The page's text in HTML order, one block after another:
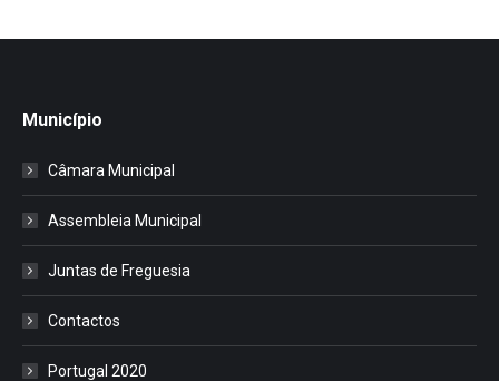
Município
Câmara Municipal
Assembleia Municipal
Juntas de Freguesia
Contactos
Portugal 2020